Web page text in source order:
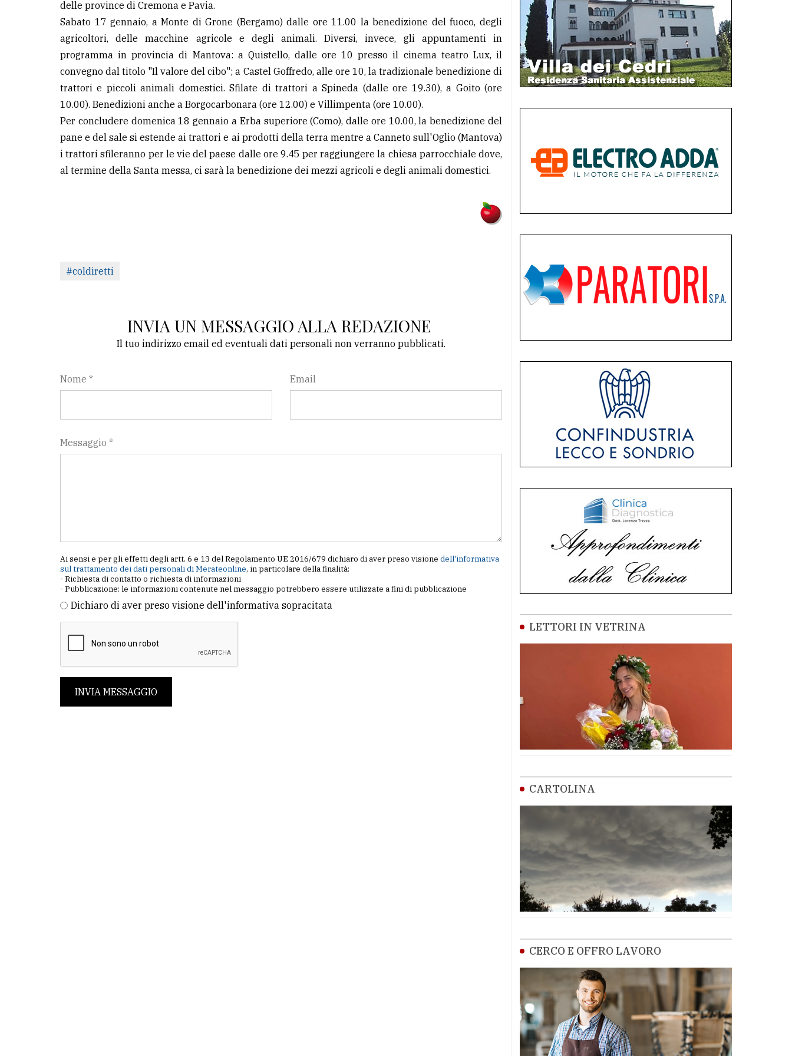
delle province di Cremona e Pavia.
Sabato 17 gennaio, a Monte di Grone (Bergamo) dalle ore 11.00 la benedizione del fuoco, degli
agricoltori, delle macchine agricole e degli animali. Diversi, invece, gli appuntamenti in
programma in provincia di Mantova: a Quistello, dalle ore 10 presso il cinema teatro Lux, il
convegno dal titolo "Il valore del cibo"; a Castel Goffredo, alle ore 10, la tradizionale benedizione di
trattori e piccoli animali domestici. Sfilate di trattori a Spineda (dalle ore 19.30), a Goito (ore
10.00). Benedizioni anche a Borgocarbonara (ore 12.00) e Villimpenta (ore 10.00).
Per concludere domenica 18 gennaio a Erba superiore (Como), dalle ore 10.00, la benedizione del
pane e del sale si estende ai trattori e ai prodotti della terra mentre a Canneto sull'Oglio (Mantova)
i trattori sfileranno per le vie del paese dalle ore 9.45 per raggiungere la chiesa parrocchiale dove,
al termine della Santa messa, ci sarà la benedizione dei mezzi agricoli e degli animali domestici.
#coldiretti
INVIA UN MESSAGGIO ALLA REDAZIONE
Il tuo indirizzo email ed eventuali dati personali non verranno pubblicati.
Nome * Email
Messaggio *
Ai sensi e per gli effetti degli artt. 6 e 13 del Regolamento UE 2016/679 dichiaro di aver preso visione dell'informativa
sul trattamento dei dati personali di Merateonline, in particolare della finalità:
- Richiesta di contatto o richiesta di informazioni
- Pubblicazione: le informazioni contenute nel messaggio potrebbero essere utilizzate a fini di pubblicazione
Dichiaro di aver preso visione dell'informativa sopracitata
INVIA MESSAGGIO
LETTORI IN VETRINA
CARTOLINA
CERCO E OFFRO LAVORO